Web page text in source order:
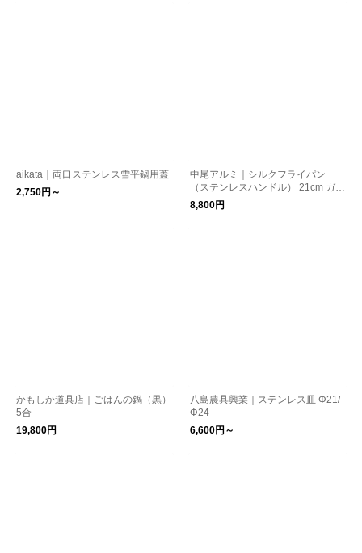
aikata｜両口ステンレス雪平鍋用蓋
2,750円～
中尾アルミ｜シルクフライパン
（ステンレスハンドル） 21cm ガス
火用
8,800円
かもしか道具店｜ごはんの鍋（黒）
5合
19,800円
八島農具興業｜ステンレス皿 Φ21/
Φ24
6,600円～